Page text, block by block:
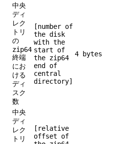
中央
ディ
レク
トリ
の
zip64
終端
にお
ける
ディ
スク
数
[number of
the disk
with the
start of
the zip64
end of
central
directory]
4 bytes
中央
ディ
レク
トリ
[relative
offset of